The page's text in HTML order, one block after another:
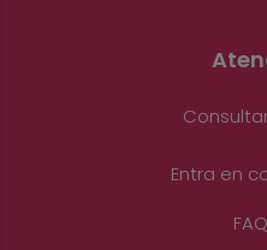
Entra en
FAQ